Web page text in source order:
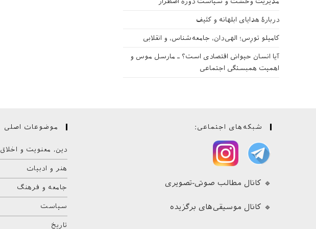
دربارهٔ هدایای ابلهانه و کثیف
کامیلو تورِس؛ الهی‌دان، جامعه‌شناس، و انقلابی
آیا انسان حیوانی اقتصادی است؟ ـ مارسل موس و
اهمیت همبستگی اجتماعی
شبکه‌های اجتماعی:
🔹 کانال مطالب صوتی-تصویری
🔹 کانال موسیقی‌های برگزیده
موضوعات اصلی
دین، معنویت و اخلاق
هنر و ادبیات
جامعه و فرهنگ
سیاست
تاریخ